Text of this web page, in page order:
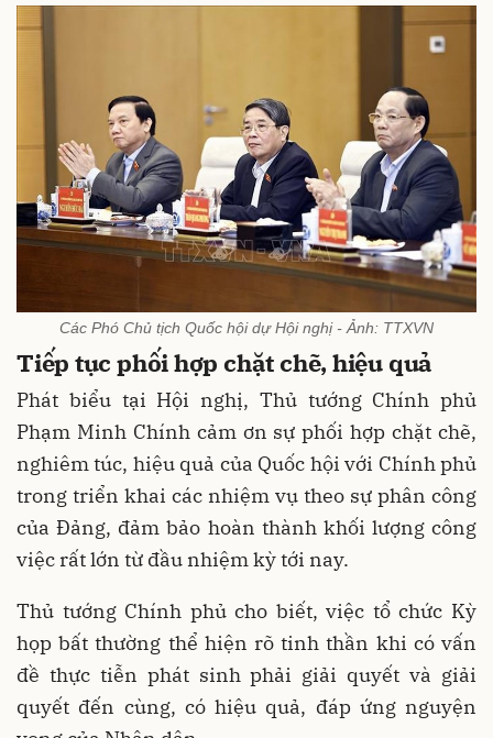
Các Phó Chủ tịch Quốc hội dự Hội nghị - Ảnh: TTXVN
Tiếp tục phối hợp chặt chẽ, hiệu quả
Phát biểu tại Hội nghị, Thủ tướng Chính phủ
Phạm Minh Chính cảm ơn sự phối hợp chặt chẽ,
nghiêm túc, hiệu quả của Quốc hội với Chính phủ
trong triển khai các nhiệm vụ theo sự phân công
của Đảng, đảm bảo hoàn thành khối lượng công
việc rất lớn từ đầu nhiệm kỳ tới nay.
Thủ tướng Chính phủ cho biết, việc tổ chức Kỳ
họp bất thường thể hiện rõ tinh thần khi có vấn
đề thực tiễn phát sinh phải giải quyết và giải
quyết đến cùng, có hiệu quả, đáp ứng nguyện